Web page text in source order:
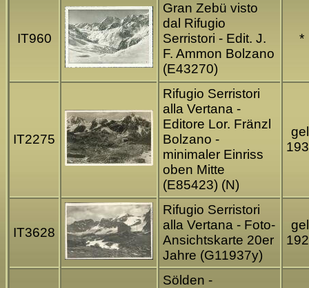
IT960
Gran Zebü visto
dal Rifugio
Serristori - Edit. J.
F. Ammon Bolzano
(E43270)
*
IT2275
Rifugio Serristori
alla Vertana -
Editore Lor. Fränzl
Bolzano -
minimaler Einriss
oben Mitte
(E85423) (N)
IT3628
Rifugio Serristori
alla Vertana - Foto-
Ansichtskarte 20er
Jahre (G11937y)
Sölden -